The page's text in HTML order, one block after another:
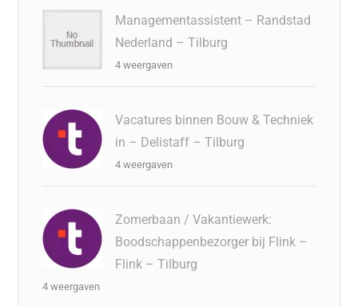
Managementassistent – Randstad
Nederland – Tilburg
4 weergaven
Vacatures binnen Bouw & Techniek
in – Delistaff – Tilburg
4 weergaven
Zomerbaan / Vakantiewerk:
Boodschappenbezorger bij Flink –
Flink – Tilburg
4 weergaven